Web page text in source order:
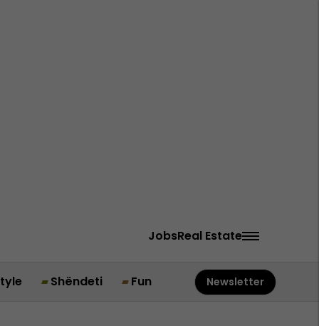
JobsReal Estate
Shëndeti Fun Newsletter